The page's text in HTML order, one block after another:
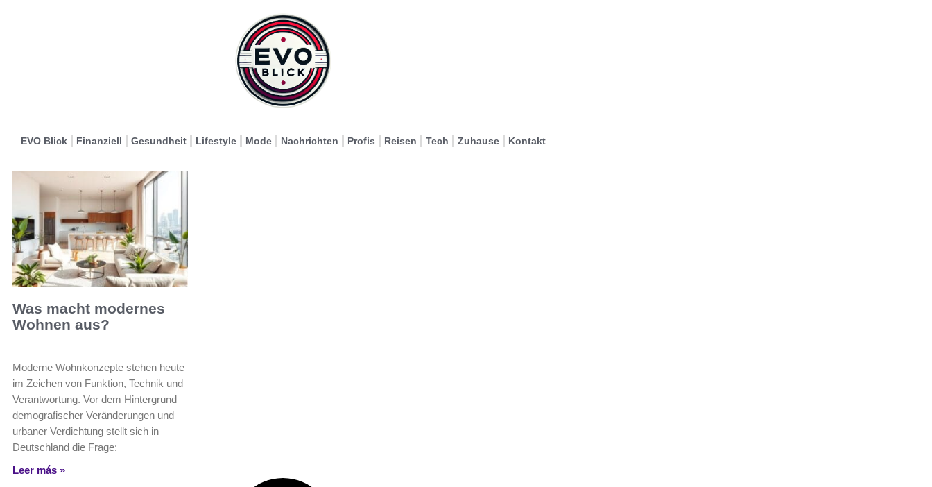
EVO Blick Finanziell Gesundheit Lifestyle Mode Nachrichten Profis Reisen Tech Zuhause Kontakt
Was macht modernes
Wohnen aus?
Moderne Wohnkonzepte stehen heute
im Zeichen von Funktion, Technik und
Verantwortung. Vor dem Hintergrund
demografischer Veränderungen und
urbaner Verdichtung stellt sich in
Deutschland die Frage:
Leer más »